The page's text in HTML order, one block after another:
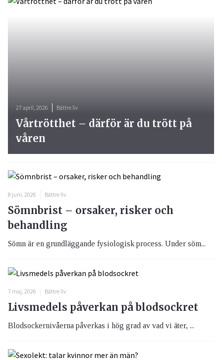
8 juni, 2026 Bättre liv
Sömnbrist – orsaker, risker och
behandling
Sömn är en grundläggande fysiologisk process. Under söm...
7 maj, 2026 Bättre liv
Livsmedels påverkan på blodsockret
Blodsockernivåerna påverkas i hög grad av vad vi äter, ...
27 april, 2026 Bättre liv
Vårtrötthet – därför är du trött på
våren